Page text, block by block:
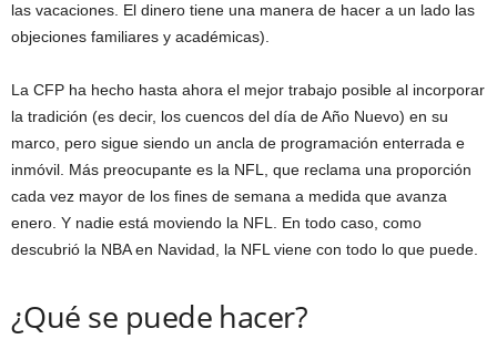
las vacaciones. El dinero tiene una manera de hacer a un lado las
objeciones familiares y académicas).
La CFP ha hecho hasta ahora el mejor trabajo posible al incorporar
la tradición (es decir, los cuencos del día de Año Nuevo) en su
marco, pero sigue siendo un ancla de programación enterrada e
inmóvil. Más preocupante es la NFL, que reclama una proporción
cada vez mayor de los fines de semana a medida que avanza
enero. Y nadie está moviendo la NFL. En todo caso, como
descubrió la NBA en Navidad, la NFL viene con todo lo que puede.
¿Qué se puede hacer?